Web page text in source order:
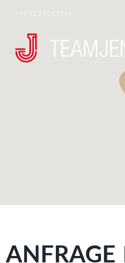
+49 173 9263784
ANFRAGE